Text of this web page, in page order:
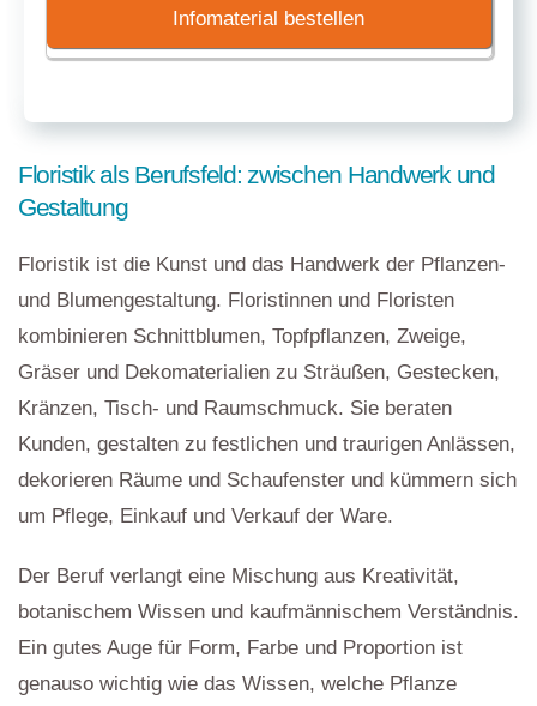
Infomaterial bestellen
Floristik als Berufsfeld: zwischen Handwerk und
Gestaltung
Floristik ist die Kunst und das Handwerk der Pflanzen-
und Blumengestaltung. Floristinnen und Floristen
kombinieren Schnittblumen, Topfpflanzen, Zweige,
Gräser und Dekomaterialien zu Sträußen, Gestecken,
Kränzen, Tisch- und Raumschmuck. Sie beraten
Kunden, gestalten zu festlichen und traurigen Anlässen,
dekorieren Räume und Schaufenster und kümmern sich
um Pflege, Einkauf und Verkauf der Ware.
Der Beruf verlangt eine Mischung aus Kreativität,
botanischem Wissen und kaufmännischem Verständnis.
Ein gutes Auge für Form, Farbe und Proportion ist
genauso wichtig wie das Wissen, welche Pflanze